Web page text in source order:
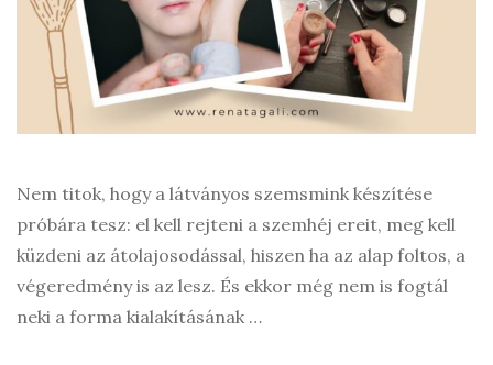
Nem titok, hogy a látványos szemsmink készítése
próbára tesz: el kell rejteni a szemhéj ereit, meg kell
küzdeni az átolajosodással, hiszen ha az alap foltos, a
végeredmény is az lesz. És ekkor még nem is fogtál
neki a forma kialakításának …